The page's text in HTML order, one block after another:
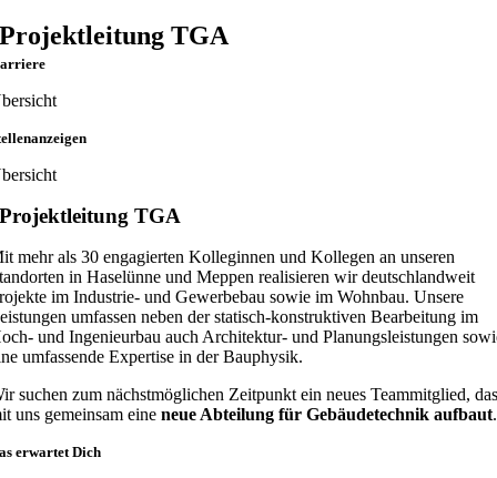
Projektleitung TGA
Projektleitung TGA
mehr als 30 engagierten Kolleginnen und Kollegen an unseren
in Haselünne und Meppen realisieren wir deutschlandweit
im Industrie- und Gewerbebau sowie im Wohnbau. Unsere
umfassen neben der statisch-konstruktiven Bearbeitung im
und Ingenieurbau auch Architektur- und Planungsleistungen
umfassende Expertise in der Bauphysik.
suchen zum nächstmöglichen Zeitpunkt ein neues Teammitglied,
uns gemeinsam eineneue Abteilung für Gebäudetechnik aufbaut.
erwartet Dich